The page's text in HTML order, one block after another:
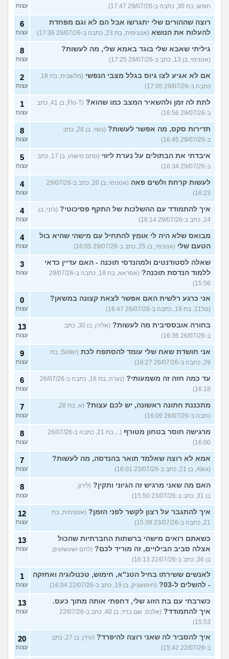
חופש, בת 30, כתבה ב-29/07/26 17:47) עצות
רוצה שההורים שלי יתגרשו אבל הם לא וגם מפחדת
להעלות את הנושא (אנונימית, בת 23, כתבה ב-29/07/26 17:36)
6
עצות
גיליתי שאבא שלי בוגד באמא שלי, מה לעשות?
(אנונימי, בן 13, כתב ב-29/07/26 17:25)
8
עצות
אם לא אגיע לצו גיוס בגלל מצבי הנפשי
כתבה ב-29/07/26 17:05)
2
עצות
לתת לה זמן ולהשאיר המצב כמו שהוא?
(Flo-T, בן 41, כתב
ב-29/07/26 16:56)
1
עצות
תדירות סקס, מה אפשר לעשות?
(נשוי, בן 28, כתב
ב-29/07/26 16:45)
8
עצות
איבדתי את הבתולים על נערת ליווי
(סתם מישהו, בן 17, כתב
ב-29/07/26 16:34)
5
עצות
לעשות קרחת ולשים פאה
(אנונימי, בן 20, כתב ב-29/07/26
16:23)
4
עצות
איך להתמודד עם ההשלכות של התקף פסיכוטי? (ג'וני, בן
24, כתב ב-29/07/26 16:14)
4
עצות
מבואס שלא היה לי אומץ להתחיל עם מישהי שהיא בול
הטעם שלי (אנונימי, בן 25, כתב ב-29/07/26 16:05)
4
עצות
שאלה לסטודנטים ולמהנדסי תוכנה - האם עדיין כדאי
ללמוד הנדסת תוכנה?
(אסראא, בת 18, כתבה ב-29/07/26
15:56)
3
עצות
אני כרגע רלשית האם אפשר לצאת קצונה במשאן?
(טל11, בת 19, כתבה ב-26/07/26 16:47)
0
עצות
בחורה אובססיבית מה לעשות?
(אלירן, בן 30, כתב
ב-26/07/26 16:36)
13
עצות
אני חושדת שאח שלי עומד להסתפח לכת
(Sister, בת
29, כתבה ב-26/07/26 16:27)
9
עצות
עד כמה חזה זה משמעותי?
(נערה, בת 16, כתבה ב-26/07/26
16:18)
6
עצות
מתכננת חתונה ראשונה, יש לכם עצות?
כתבה ב-26/07/26 16:09)
7
עצות
מרגישה חוסר בטחון מטורף
(.., בת 21, כתבה ב-26/07/26
16:00)
8
עצות
אמא לא רוצה שאלמד תואר בהנדסה, מה לעשות?
(Alex, בן 21, כתב ב-23/07/26 16:01)
7
עצות
האם מה שאני מרגיש זה הגיוני ותקין? (לירון,
בן 31, כתב ב-23/07/26 15:50)
8
עצות
איך להתגבר על רצון לקשר לפני הזמן? (אנונימית, בת
21, כתבה ב-23/07/26 15:39)
12
עצות
כשאתם רואים מישהי ברשתות החברתיות שהכול
אצלה סביב הבילויים, זה מוריד לכם? (לחם ושעשועים,
בן 36, כתב ב-22/07/26 16:13)
13
עצות
לאנשים ששירתו בחיל הטנ"א, חימוש, טכנולוגיה ואחזקה
- להשלים ל-03?
(חימושניק, בן 19, כתב ב-22/07/26 16:04)
1
עצות
כשרבתי עם בת הזוג שלי, דחפתי אותה מתוך כעס.
איך להתמודד?
(אלכס, שם בדוי, בן 40, כתב ב-22/07/26
15:53)
13
עצות
איך להסביר לה שאני רוצה להיפרד?
(עידן, בן 27, כתב
ב-22/07/26 15:42)
20
עצות